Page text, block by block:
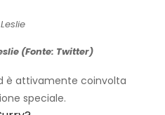
(Fonte: Twitter)
è attivamente coinvolta
speciale.